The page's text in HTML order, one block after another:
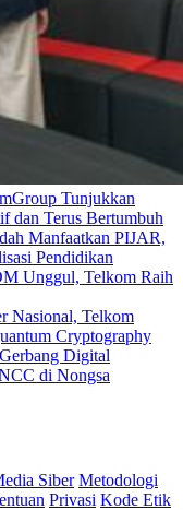
Tunjukkan
dan Terus Bertumbuh
Manfaatkan PIJAR,
Pendidikan
Unggul, Telkom Raih
Nasional, Telkom
Cryptography
Digital
di Nongsa
Siber Metodologi
Privasi Kode Etik